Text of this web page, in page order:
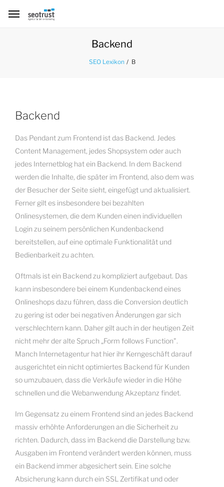
Backend
SEO Lexikon B
Backend
Das Pendant zum Frontend ist das Backend. Jedes
Content Management, jedes Shopsystem oder auch
jedes Internetblog hat ein Backend. In dem Backend
werden die Inhalte, die später im Frontend, also dem was
der Besucher der Seite sieht, eingefügt und aktualisiert.
Ferner gilt es insbesondere bei bezahlten
Onlinesystemen, die dem Kunden einen individuellen
Login zu seinem persönlichen Kundenbackend
bereitstellen, auf eine optimale Funktionalität und
Bedienbarkeit zu achten.
Oftmals ist ein Backend zu kompliziert aufgebaut. Das
kann insbesondere bei einem Kundenbackend eines
Onlineshops dazu führen, dass die Conversion deutlich
zu gering ist oder bei negativen Änderungen gar sich
verschlechtern kann. Daher gilt auch in der heutigen Zeit
nicht mehr der alte Spruch „Form follows Function".
Manch Internetagentur hat hier ihr Kerngeschäft darauf
ausgerichtet ein nicht optimiertes Backend für Kunden
so umzubauen, dass die Verkäufe wieder in die Höhe
schnellen und die Webanwendung Akzeptanz findet.
Im Gegensatz zu einem Frontend sind an jedes Backend
massiv erhöhte Anforderungen an die Sicherheit zu
richten. Dadurch, dass im Backend die Darstellung bzw.
Ausgaben im Frontend verändert werden können, muss
ein Backend immer abgesichert sein. Eine solche
Absicherung kann durch ein SSL Zertifikat und oder